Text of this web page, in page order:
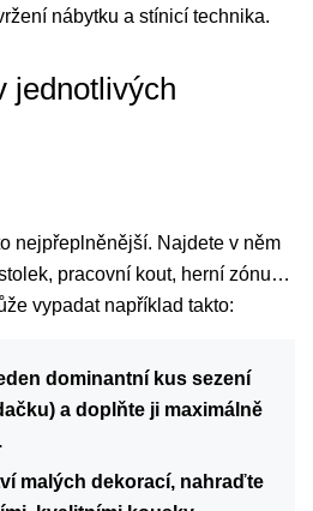
nábytku a stínicí technika.
jednotlivých
nejpřeplněnější. Najdete v něm
pracovní kout, herní zónu…
vypadat například takto:
dominantní kus sezení
a doplňte ji maximálně
malých dekorací, nahraďte